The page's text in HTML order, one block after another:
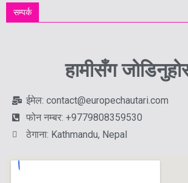
सम्पर्क
हामीसँग
ईमेल: contact@europechautari.com
फोन नम्बर: +9779808359530
ठेगाना: Kathmandu, Nepal